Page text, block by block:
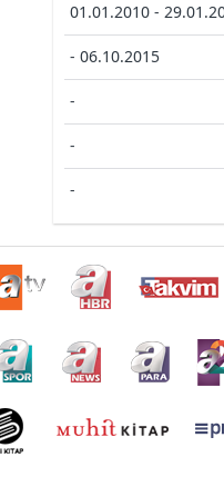
01.01.2010 -
- 06.10.2015
-
-
-